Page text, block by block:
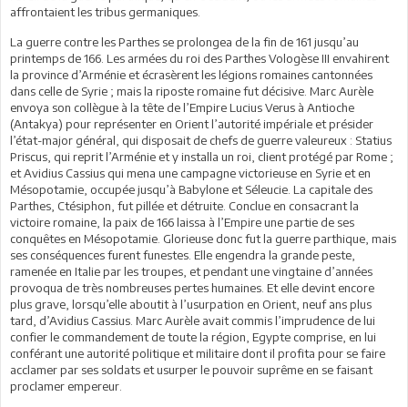
affrontaient les tribus germaniques.
La guerre contre les Parthes se prolongea de la fin de 161 jusqu’au
printemps de 166. Les armées du roi des Parthes Vologèse III envahirent
la province d’Arménie et écrasèrent les légions romaines cantonnées
dans celle de Syrie ; mais la riposte romaine fut décisive. Marc Aurèle
envoya son collègue à la tête de l’Empire Lucius Verus à Antioche
(Antakya) pour représenter en Orient l’autorité impériale et présider
l’état-major général, qui disposait de chefs de guerre valeureux : Statius
Priscus, qui reprit l’Arménie et y installa un roi, client protégé par Rome ;
et Avidius Cassius qui mena une campagne victorieuse en Syrie et en
Mésopotamie, occupée jusqu’à Babylone et Séleucie. La capitale des
Parthes, Ctésiphon, fut pillée et détruite. Conclue en consacrant la
victoire romaine, la paix de 166 laissa à l’Empire une partie de ses
conquêtes en Mésopotamie. Glorieuse donc fut la guerre parthique, mais
ses conséquences furent funestes. Elle engendra la grande peste,
ramenée en Italie par les troupes, et pendant une vingtaine d’années
provoqua de très nombreuses pertes humaines. Et elle devint encore
plus grave, lorsqu’elle aboutit à l’usurpation en Orient, neuf ans plus
tard, d’Avidius Cassius. Marc Aurèle avait commis l’imprudence de lui
confier le commandement de toute la région, Egypte comprise, en lui
conférant une autorité politique et militaire dont il profita pour se faire
acclamer par ses soldats et usurper le pouvoir suprême en se faisant
proclamer empereur.